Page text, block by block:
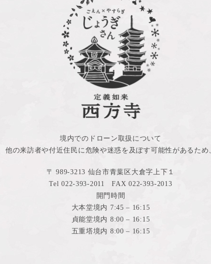
境内でのドローン取扱について
他の来訪者や付近住民に危険や迷惑を及ぼす可能性があるため
〒 989-3213 仙台市青葉区大倉字上下１
Tel 022-393-2011 FAX 022-393-2013
開門時間
大本堂境内 7:45 – 16:15
貞能堂境内 8:00 – 16:15
五重塔境内 8:00 – 16:15